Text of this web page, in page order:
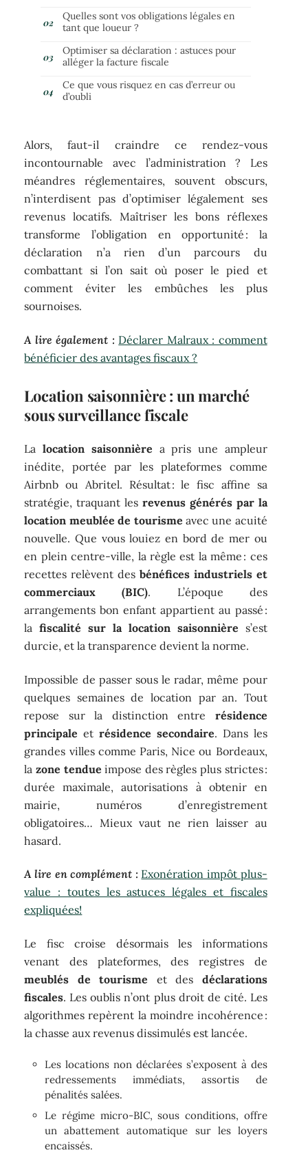
Quelles sont vos obligations légales en
tant que loueur ?
Optimiser sa déclaration : astuces pour
alléger la facture fiscale
Ce que vous risquez en cas d’erreur ou
d’oubli
Alors, faut-il craindre ce rendez-vous
incontournable avec l’administration ? Les
méandres réglementaires, souvent obscurs,
n’interdisent pas d’optimiser légalement ses
revenus locatifs. Maîtriser les bons réflexes
transforme l’obligation en opportunité : la
déclaration n’a rien d’un parcours du
combattant si l’on sait où poser le pied et
comment éviter les embûches les plus
sournoises.
A lire également : Déclarer Malraux : comment
bénéficier des avantages fiscaux ?
Location saisonnière : un marché
sous surveillance fiscale
Lalocation saisonnière a pris une ampleur
inédite, portée par les plateformes comme
Airbnb ou Abritel. Résultat : le fisc affine sa
stratégie, traquant les revenus générés par la
location meublée de tourisme avec une acuité
nouvelle. Que vous louiez en bord de mer ou
en plein centre-ville, la règle est la même : ces
recettes relèvent des bénéfices industriels et
commerciaux (BIC). L’époque des
arrangements bon enfant appartient au passé :
lafiscalité sur la location saisonnière s’est
durcie, et la transparence devient la norme.
Impossible de passer sous le radar, même pour
quelques semaines de location par an. Tout
repose sur la distinction entre résidence
principale etrésidence secondaire. Dans les
grandes villes comme Paris, Nice ou Bordeaux,
la zone tendue impose des règles plus strictes :
durée maximale, autorisations à obtenir en
mairie, numéros d’enregistrement
obligatoires… Mieux vaut ne rien laisser au
hasard.
A lire en complément : Exonération impôt plus-
value : toutes les astuces légales et fiscales
expliquées!
Le fisc croise désormais les informations
venant des plateformes, des registres de
meublés de tourisme et des déclarations
fiscales. Les oublis n’ont plus droit de cité. Les
algorithmes repèrent la moindre incohérence :
la chasse aux revenus dissimulés est lancée.
Les locations non déclarées s’exposent à des
redressements immédiats, assortis de
pénalités salées.
Le régime micro-BIC, sous conditions, offre
un abattement automatique sur les loyers
encaissés.